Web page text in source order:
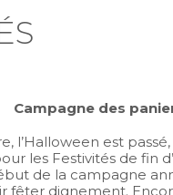
Campagne des
l’Halloween est
les Festivités de fin
de la campagne
fêter dignement.